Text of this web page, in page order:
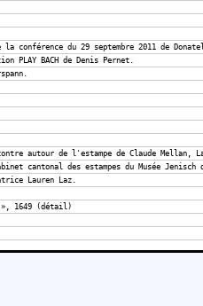
conférence du 29 septembre 2011 de
PLAY BACH de Denis Pernet.
autour de l'estampe de Claude Mellan,
cantonal des estampes du Musée Jenisch
Lauren Laz.
1649 (détail)